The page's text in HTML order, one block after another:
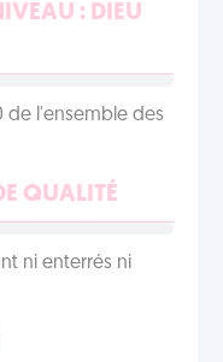
: DIEU
de l'ensemble des
QUALITÉ
ni enterrés ni